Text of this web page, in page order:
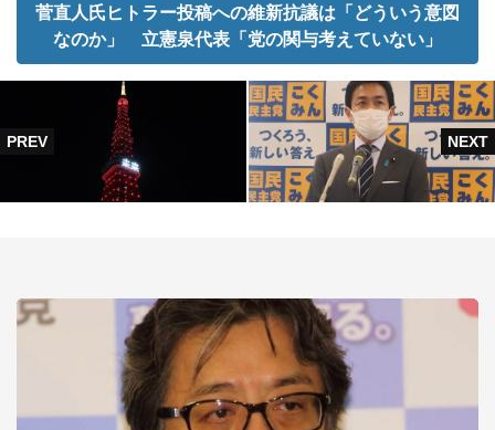
菅直人氏ヒトラー投稿への維新抗議は「どういう意図
なのか」 立憲泉代表「党の関与考えていない」